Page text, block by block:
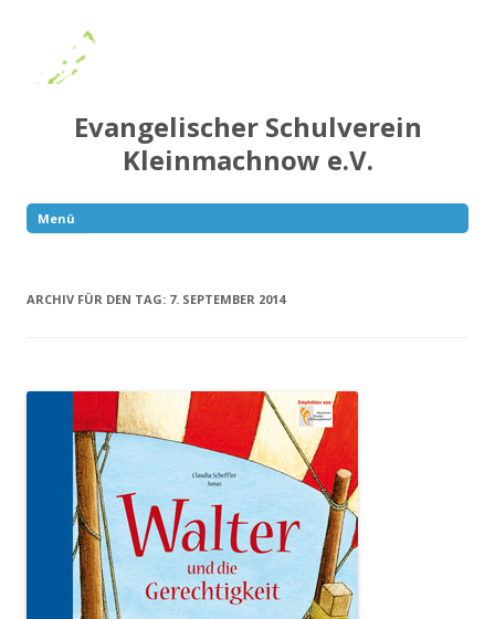
Evangelischer Schulverein
Kleinmachnow e.V.
Menü
ARCHIV FÜR DEN TAG: 7. SEPTEMBER 2014